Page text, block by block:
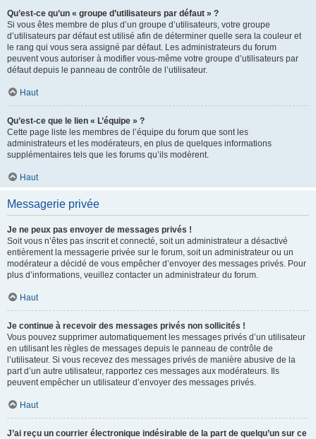
Qu’est-ce qu’un « groupe d’utilisateurs par défaut » ?
Si vous êtes membre de plus d’un groupe d’utilisateurs, votre groupe
d’utilisateurs par défaut est utilisé afin de déterminer quelle sera la couleur et
le rang qui vous sera assigné par défaut. Les administrateurs du forum
peuvent vous autoriser à modifier vous-même votre groupe d’utilisateurs par
défaut depuis le panneau de contrôle de l’utilisateur.
Haut
Qu’est-ce que le lien « L’équipe » ?
Cette page liste les membres de l’équipe du forum que sont les
administrateurs et les modérateurs, en plus de quelques informations
supplémentaires tels que les forums qu’ils modèrent.
Haut
Messagerie privée
Je ne peux pas envoyer de messages privés !
Soit vous n’êtes pas inscrit et connecté, soit un administrateur a désactivé
entièrement la messagerie privée sur le forum, soit un administrateur ou un
modérateur a décidé de vous empêcher d’envoyer des messages privés. Pour
plus d’informations, veuillez contacter un administrateur du forum.
Haut
Je continue à recevoir des messages privés non sollicités !
Vous pouvez supprimer automatiquement les messages privés d’un utilisateur
en utilisant les règles de messages depuis le panneau de contrôle de
l’utilisateur. Si vous recevez des messages privés de manière abusive de la
part d’un autre utilisateur, rapportez ces messages aux modérateurs. Ils
peuvent empêcher un utilisateur d’envoyer des messages privés.
Haut
J’ai reçu un courrier électronique indésirable de la part de quelqu’un sur ce